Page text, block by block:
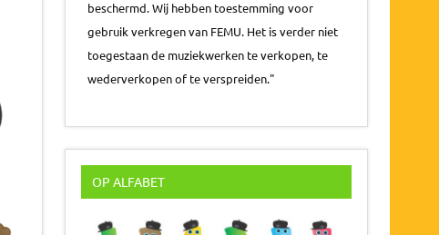
beschermd. Wij hebben toestemming voor
gebruik verkregen van FEMU. Het is verder niet
toegestaan de muziekwerken te verkopen, te
wederverkopen of te verspreiden."
OP ALFABET